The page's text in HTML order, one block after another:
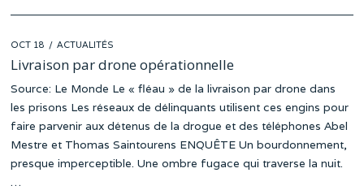
POSTED
ON
OCT 18 OCTACTUALITÉS
Livraison par drone opérationnelle
Source: Le Monde Le « fléau » de la livraison par drone dans
les prisons Les réseaux de délinquants utilisent ces engins pour
faire parvenir aux détenus de la drogue et des téléphones Abel
Mestre et Thomas Saintourens ENQUÊTE Un bourdonnement,
presque imperceptible. Une ombre fugace qui traverse la nuit.
…